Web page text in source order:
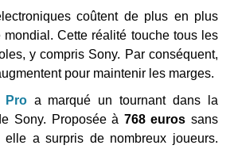
coûtent de plus en plus
Cette réalité touche tous les
y compris Sony. Par conséquent,
pour maintenir les marges.
Proa marqué un tournant dans la
Sony. Proposée à 768 euros sans
elle a surpris de nombreux joueurs.